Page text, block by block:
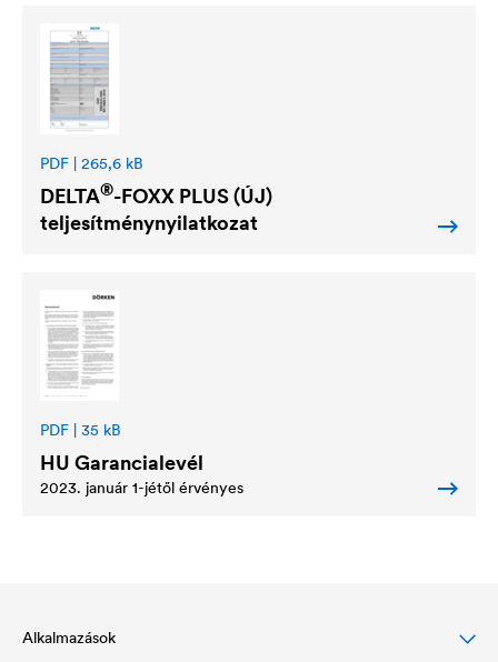
PDF | 265,6 kB
DELTA®-FOXX PLUS (ÚJ)
teljesítménynyilatkozat
PDF | 35 kB
HU Garancialevél
2023. január 1-jétől érvényes
Alkalmazások